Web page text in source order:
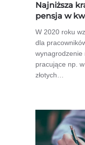
Najniższa
pensja w
W 2020 roku
dla
wynagrodzenie
pracujące np.
złotych…